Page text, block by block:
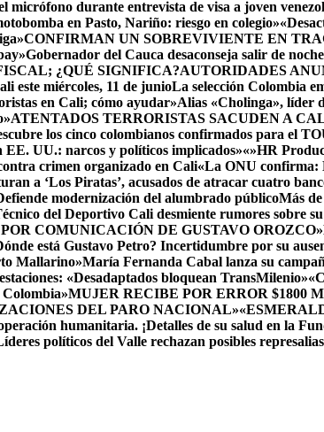
micrófono durante entrevista de visa a joven
en Pasto, Nariño: riesgo en colegio»
CONFIRMAN UN SOBREVIVIENTE EN
Gobernador del Cauca desaconseja salir de
¿QUÉ SIGNIFICA?AUTORIDADES
este miércoles, 11 de junioLa selección Colombia
en Cali; cómo ayudar»Alias «Cholinga», líder
ATENTADOS TERRORISTAS SACUDEN A
los cinco colombianos confirmados para el
EE. UU.: narcos y políticos implicados»«»HR
crimen organizado en Cali«La ONU confirma:
a ‘Los Piratas’, acusados de atracar cuatro
modernización del alumbrado públicoMás
del Deportivo Cali desmiente rumores sobre
COMUNICACIÓN DE GUSTAVO OROZCO»
está Gustavo Petro? Incertidumbre por su
Mallarino»María Fernanda Cabal lanza su
«Desadaptados bloquean TransMilenio»
Colombia»MUJER RECIBE POR ERROR $1800
DEL PARO NACIONAL»
humanitaria. ¡Detalles de su salud en la
políticos del Valle rechazan posibles